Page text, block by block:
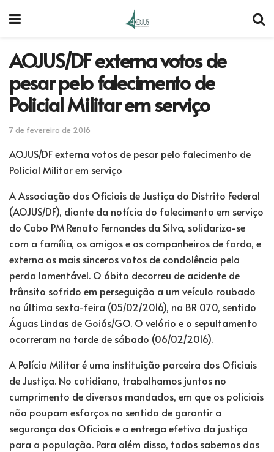
AOJUS/DF externa votos de
pesar pelo falecimento de
Policial Militar em serviço
7 de fevereiro de 2016
AOJUS/DF externa votos de pesar pelo falecimento de
Policial Militar em serviço
A Associação dos Oficiais de Justiça do Distrito Federal
(AOJUS/DF), diante da notícia do falecimento em serviço
do Cabo PM Renato Fernandes da Silva, solidariza-se
com a família, os amigos e os companheiros de farda, e
externa os mais sinceros votos de condolência pela
perda lamentável. O óbito decorreu de acidente de
trânsito sofrido em perseguição a um veículo roubado
na última sexta-feira (05/02/2016), na BR 070, sentido
Águas Lindas de Goiás/GO. O velório e o sepultamento
ocorreram na tarde de sábado (06/02/2016).
A Polícia Militar é uma instituição parceira dos Oficiais
de Justiça. No cotidiano, trabalhamos juntos no
cumprimento de diversos mandados, em que os policiais
não poupam esforços no sentido de garantir a
segurança dos Oficiais e a entrega efetiva da justiça
para a população. Para além disso, todos sabemos das